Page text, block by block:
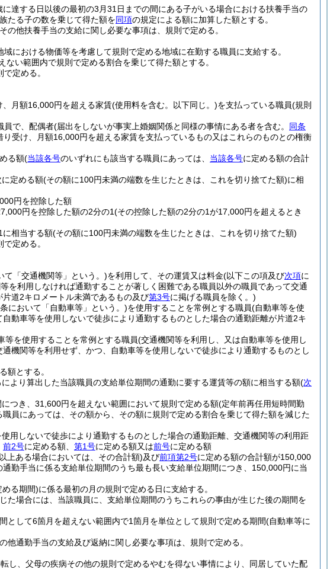
達する日以後の最初の3月31日までの間にある子がいる場合における扶養手当の
たる子の数を乗じて得た額を同項の規定による額に加算した額とする。
他扶養手当の支給に関し必要な事項は、規則で定める。
における物価等を考慮して規則で定める地域に在勤する職員に支給する。
い範囲内で規則で定める割合を乗じて得た額とする。
定める。
、月額16,000円を超える家賃(使用料を含む。以下同じ。)を支払っている職員(規則
員で、配偶者(届出をしないが事実上婚姻関係と同様の事情にある者を含む。 同条
り受け、月額16,000円を超える家賃を支払っているもの又はこれらのものとの権衡
る額(当該各号のいずれにも該当する職員にあっては、 当該各号に定める額の合計
定める額(その額に100円未満の端数を生じたときは、これを切り捨てた額)に相
円を控除した額
円を控除した額の2分の1(その控除した額の2分の1が17,000円を超えるとき
に相当する額(その額に100円未満の端数を生じたときは、これを切り捨てた額)
定める。
て「交通機関等」という。)を利用して、その運賃又は料金(以下この項及び次項に
を利用しなければ通勤することが著しく困難である職員以外の職員であって交通
道2キロメートル未満であるもの及び第3号に掲げる職員を除く。)
において「自動車等」という。)を使用することを常例とする職員(自動車等を使
動車等を使用しないで徒歩により通勤するものとした場合の通勤距離が片道2キ
を使用することを常例とする職員(交通機関等を利用し、又は自動車等を使用し
機関等を利用せず、かつ、自動車等を使用しないで徒歩により通勤するものとし
額とする。
より算出した当該職員の支給単位期間の通勤に要する運賃等の額に相当する額(次
つき、31,600円を超えない範囲において規則で定める額(定年前再任用短時間勤
員にあっては、その額から、その額に規則で定める割合を乗じて得た額を減じた
用しないで徒歩により通勤するものとした場合の通勤距離、交通機関等の利用距
前2号に定める額、 第1号に定める額又は前号に定める額
上ある場合においては、その合計額)及び前項第2号に定める額の合計額が150,000
勤手当に係る支給単位期間のうち最も長い支給単位期間につき、150,000円に当
る期間)に係る最初の月の規則で定める日に支給する。
場合には、当該職員に、支給単位期間のうちこれらの事由が生じた後の期間を
として6箇月を超えない範囲内で1箇月を単位として規則で定める期間(自動車等に
通勤手当の支給及び返納に関し必要な事項は、規則で定める。
し、父母の疾病その他の規則で定めるやむを得ない事情により、同居していた配